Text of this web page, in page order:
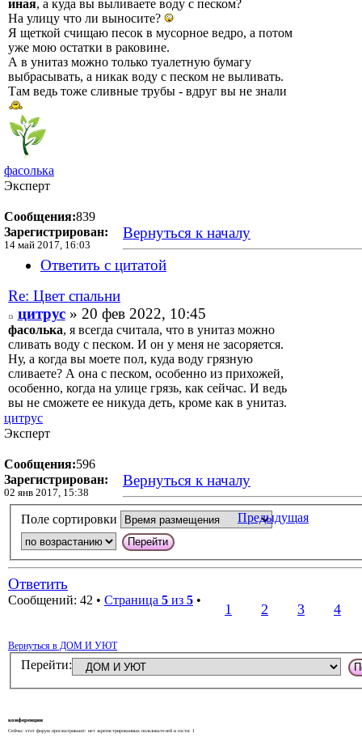
иная, а куда вы выливаете воду с песком?
На улицу что ли выносите?
Я щеткой счищаю песок в мусорное ведро, а потом
уже мою остатки в раковине.
А в унитаз можно только туалетную бумагу
выбрасывать, а никак воду с песком не выливать.
Там ведь тоже сливные трубы - вдруг вы не знали
фасолька
Эксперт
Сообщения:839
Зарегистрирован:
14 май 2017, 16:03
Вернуться к началу
Ответить с цитатой
Re: Цвет спальни
цитрус» 20 фев 2022, 10:45
фасолька, я всегда считала, что в унитаз можно
сливать воду с песком. И он у меня не засоряется.
Ну, а когда вы моете пол, куда воду грязную
сливаете? А она с песком, особенно из прихожей,
особенно, когда на улице грязь, как сейчас. И ведь
вы не сможете ее никуда деть, кроме как в унитаз.
цитрус
Эксперт
Сообщения:596
Зарегистрирован:
02 янв 2017, 15:38
Вернуться к началу
Предыдущая
Поле сортировки
Ответить
Сообщений: 42 • Страница 5 из 5 •
1 2 3 4
Вернуться в ДОМ И УЮТ
Перейти:
конференции
Сейчас этот форум просматривают: нет зарегистрированных пользователей и гости: 1